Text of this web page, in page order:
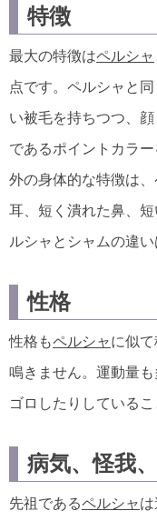
特徴
最大の特徴はペルシャ
点です。ペルシャと
い被毛を持ちつつ、
であるポイントカラ
外の身体的な特徴は
耳、短く潰れた鼻、
ルシャとシャムの違い
性格
性格もペルシャに似
鳴きません。運動量
ゴロしたりしているこ
病気、怪我
先祖であるペルシャ